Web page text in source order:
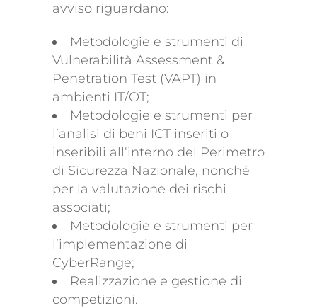
avviso riguardano:
Metodologie e strumenti di
Vulnerabilità Assessment &
Penetration Test (VAPT) in
ambienti IT/OT;
Metodologie e strumenti per
l’analisi di beni ICT inseriti o
inseribili all‘interno del Perimetro
di Sicurezza Nazionale, nonché
per la valutazione dei rischi
associati;
Metodologie e strumenti per
l’implementazione di
CyberRange;
Realizzazione e gestione di
competizioni.